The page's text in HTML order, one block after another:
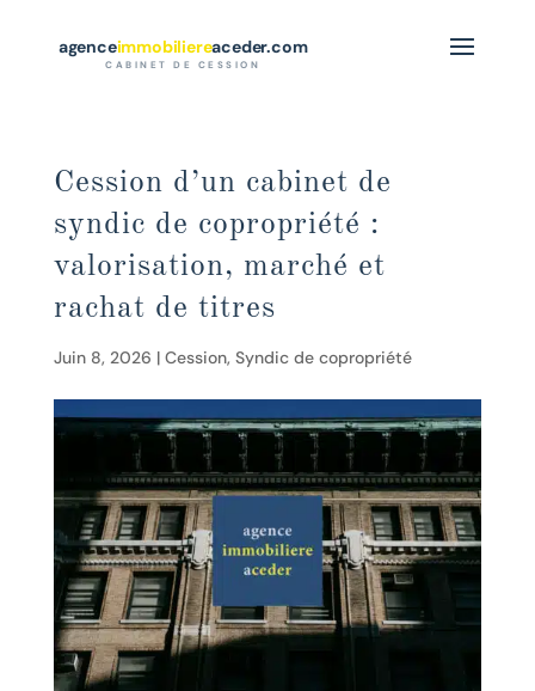
agenceimmobiliereaceder.com
CABINET DE CESSION
Cession d’un cabinet de
syndic de copropriété :
valorisation, marché et
rachat de titres
Juin 8, 2026 | Cession, Syndic de copropriété